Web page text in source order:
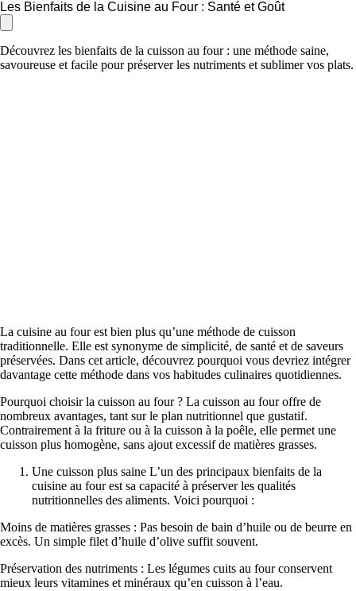
Les Bienfaits de la Cuisine au Four : Santé et Goût
Découvrez les bienfaits de la cuisson au four : une méthode saine,
savoureuse et facile pour préserver les nutriments et sublimer vos plats.
La cuisine au four est bien plus qu’une méthode de cuisson
traditionnelle. Elle est synonyme de simplicité, de santé et de saveurs
préservées. Dans cet article, découvrez pourquoi vous devriez intégrer
davantage cette méthode dans vos habitudes culinaires quotidiennes.
Pourquoi choisir la cuisson au four ? La cuisson au four offre de
nombreux avantages, tant sur le plan nutritionnel que gustatif.
Contrairement à la friture ou à la cuisson à la poêle, elle permet une
cuisson plus homogène, sans ajout excessif de matières grasses.
Une cuisson plus saine L’un des principaux bienfaits de la
cuisine au four est sa capacité à préserver les qualités
nutritionnelles des aliments. Voici pourquoi :
Moins de matières grasses : Pas besoin de bain d’huile ou de beurre en
excès. Un simple filet d’huile d’olive suffit souvent.
Préservation des nutriments : Les légumes cuits au four conservent
mieux leurs vitamines et minéraux qu’en cuisson à l’eau.